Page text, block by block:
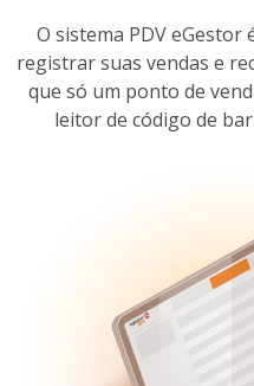
O sistema PDV
registrar suas vendas e
que só um ponto de
leitor de código de